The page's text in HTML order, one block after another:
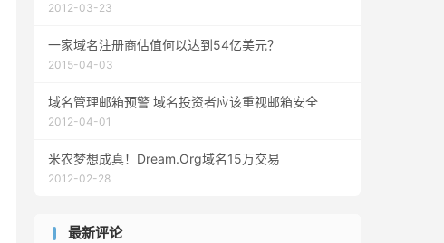
2012-03-23
一家域名注册商估值何以达到54亿美元？
2015-04-03
域名管理邮箱预警 域名投资者应该重视邮箱安全
2012-04-01
米农梦想成真！Dream.Org域名15万交易
2012-02-28
最新评论